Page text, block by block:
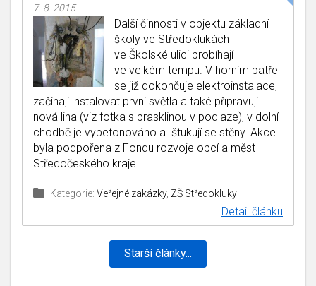
7. 8. 2015
Další činnosti v objektu základní
školy ve Středoklukách
ve Školské ulici probíhají
ve velkém tempu. V horním patře
se již dokončuje elektroinstalace,
začínají instalovat první světla a také připravují
nová lina (viz fotka s prasklinou v podlaze), v dolní
chodbě je vybetonováno a štukují se stěny. Akce
byla podpořena z Fondu rozvoje obcí a měst
Středočeského kraje.
Kategorie: Veřejné zakázky, ZŠ Středokluky
Detail článku
Starší články...